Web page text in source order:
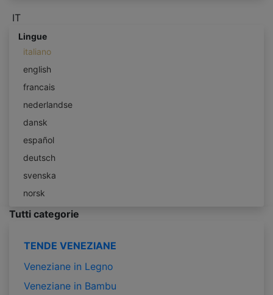
IT
Lingue
italiano
english
francais
nederlandse
dansk
español
deutsch
svenska
norsk
Tutti categorie
TENDE VENEZIANE
Veneziane in Legno
Veneziane in Bambu